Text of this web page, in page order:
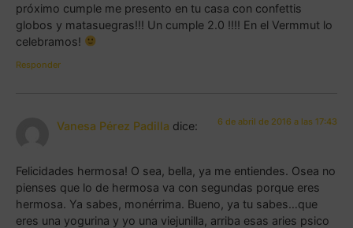
próximo cumple me presento en tu casa con confettis
globos y matasuegras!!! Un cumple 2.0 !!!! En el Vermmut lo
celebramos!
Responder
Vanesa Pérez Padilla dice: 6 de abril de 2016 a las 17:43
Felicidades hermosa! O sea, bella, ya me entiendes. Osea no
pienses que lo de hermosa va con segundas porque eres
hermosa. Ya sabes, monérrima. Bueno, ya tu sabes…que
eres una yogurina y yo una viejunilla, arriba esas aries psico